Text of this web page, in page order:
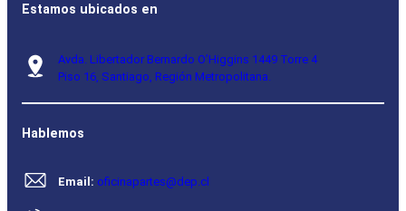
Estamos ubicados en
Avda. Libertador Bernardo O’Higgins 1449 Torre 4
Piso 16, Santiago, Región Metropolitana.
Hablemos
Email: oficinapartes@dep.cl